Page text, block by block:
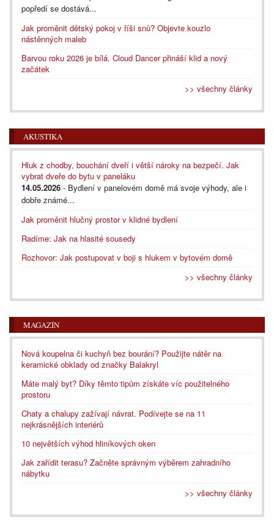
popředí se dostává...
Jak proměnit dětský pokoj v říši snů? Objevte kouzlo
nástěnných maleb
Barvou roku 2026 je bílá. Cloud Dancer přináší klid a nový
začátek
>> všechny články
AKUSTIKA
Hluk z chodby, bouchání dveří i větší nároky na bezpečí. Jak
vybrat dveře do bytu v paneláku
14.05.2026 - Bydlení v panelovém domě má svoje výhody, ale i
dobře známé...
Jak proměnit hlučný prostor v klidné bydlení
Radíme: Jak na hlasité sousedy
Rozhovor: Jak postupovat v boji s hlukem v bytovém domě
>> všechny články
MAGAZÍN
Nová koupelna či kuchyň bez bourání? Použijte nátěr na
keramické obklady od značky Balakryl
Máte malý byt? Díky těmto tipům získáte víc použitelného
prostoru
Chaty a chalupy zažívají návrat. Podívejte se na 11
nejkrásnějších interiérů
10 největších výhod hliníkových oken
Jak zařídit terasu? Začněte správným výběrem zahradního
nábytku
>> všechny články